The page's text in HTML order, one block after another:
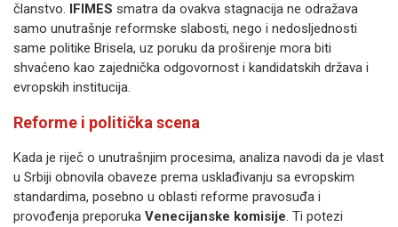
članstvo. IFIMES smatra da ovakva stagnacija ne odražava
samo unutrašnje reformske slabosti, nego i nedosljednosti
same politike Brisela, uz poruku da proširenje mora biti
shvaćeno kao zajednička odgovornost i kandidatskih država i
evropskih institucija.
Reforme i politička scena
Kada je riječ o unutrašnjim procesima, analiza navodi da je vlast
u Srbiji obnovila obaveze prema usklađivanju sa evropskim
standardima, posebno u oblasti reforme pravosuđa i
provođenja preporuka Venecijanske komisije. Ti potezi